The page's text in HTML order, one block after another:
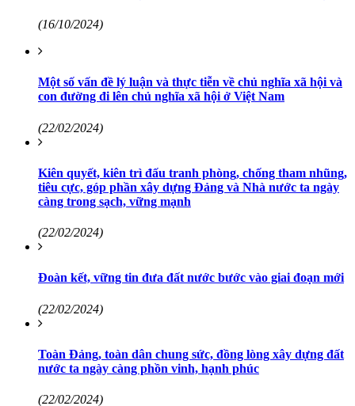
(16/10/2024)
Một số vấn đề lý luận và thực tiễn về chủ nghĩa xã hội và
con đường đi lên chủ nghĩa xã hội ở Việt Nam
(22/02/2024)
Kiên quyết, kiên trì đấu tranh phòng, chống tham nhũng,
tiêu cực, góp phần xây dựng Đảng và Nhà nước ta ngày
càng trong sạch, vững mạnh
(22/02/2024)
Đoàn kết, vững tin đưa đất nước bước vào giai đoạn mới
(22/02/2024)
Toàn Đảng, toàn dân chung sức, đồng lòng xây dựng đất
nước ta ngày càng phồn vinh, hạnh phúc
(22/02/2024)